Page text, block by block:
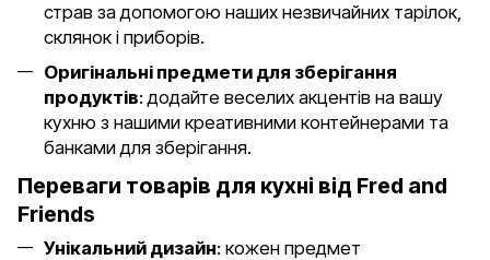
страв за допомогою наших незвичайних тарілок,
склянок і приборів.
Оригінальні предмети для зберігання
продуктів: додайте веселих акцентів на вашу
кухню з нашими креативними контейнерами та
банками для зберігання.
Переваги товарів для кухні від Fred and
Friends
Унікальний дизайн: кожен предмет